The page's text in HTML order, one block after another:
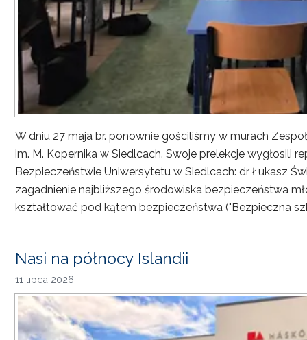
W dniu 27 maja br. ponownie gościliśmy w murach
im. M. Kopernika w Siedlcach. Swoje prelekcje wygłosili
Bezpieczeństwie Uniwersytetu w Siedlcach: dr Łukasz
zagadnienie najbliższego środowiska bezpieczeństwa
kształtować pod kątem bezpieczeństwa ("Bezpieczna
Nasi na północy Islandii
11 lipca 2026